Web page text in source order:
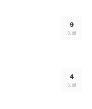
9
댓글
4
댓글